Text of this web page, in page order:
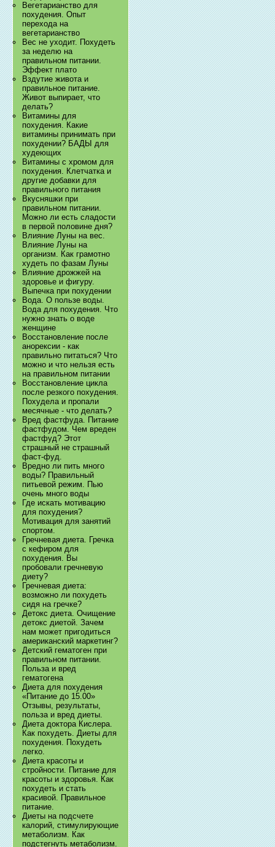
Вегетарианство для
похудения. Опыт
перехода на
вегетарианство
Вес не уходит. Похудеть
за неделю на
правильном питании.
Эффект плато
Вздутие живота и
правильное питание.
Живот выпирает, что
делать?
Витамины для
похудения. Какие
витамины принимать при
похудении? БАДЫ для
худеющих
Витамины с хромом для
похудения. Клетчатка и
другие добавки для
правильного питания
Вкусняшки при
правильном питании.
Можно ли есть сладости
в первой половине дня?
Влияние Луны на вес.
Влияние Луны на
организм. Как грамотно
худеть по фазам Луны
Влияние дрожжей на
здоровье и фигуру.
Выпечка при похудении
Вода. О пользе воды.
Вода для похудения. Что
нужно знать о воде
женщине
Восстановление после
анорексии - как
правильно питаться? Что
можно и что нельзя есть
на правильном питании
Восстановление цикла
после резкого похудения.
Похудела и пропали
месячные - что делать?
Вред фастфуда. Питание
фастфудом. Чем вреден
фастфуд? Этот
страшный не страшный
фаст-фуд.
Вредно ли пить много
воды? Правильный
питьевой режим. Пью
очень много воды
Где искать мотивацию
для похудения?
Мотивация для занятий
спортом.
Гречневая диета. Гречка
с кефиром для
похудения. Вы
пробовали гречневую
диету?
Гречневая диета:
возможно ли похудеть
сидя на гречке?
Детокс диета. Очищение
детокс диетой. Зачем
нам может пригодиться
американский маркетинг?
Детский гематоген при
правильном питании.
Польза и вред
гематогена
Диета для похудения
«Питание до 15.00»
Отзывы, результаты,
польза и вред диеты.
Диета доктора Кислера.
Как похудеть. Диеты для
похудения. Похудеть
легко.
Диета красоты и
стройности. Питание для
красоты и здоровья. Как
похудеть и стать
красивой. Правильное
питание.
Диеты на подсчете
калорий, стимулирующие
метаболизм. Как
подстегнуть метаболизм.